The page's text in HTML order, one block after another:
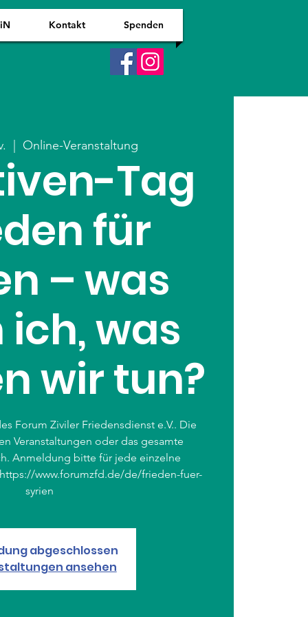
Kontakt Spenden
Online-Veranstaltung
Tag
für
– was
was
wir tun?
Forum Ziviler Friedensdienst e.V.. Die
Veranstaltungen oder das gesamte
Anmeldung bitte für jede einzelne
www.forumzfd.de/de/frieden-fuer-
syrien
abgeschlossen
ansehen